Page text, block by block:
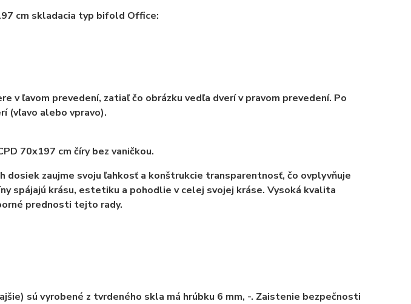
cm skladacia typ bifold Office:
v ľavom prevedení, zatiaľ čo obrázku vedľa dverí v pravom prevedení. Po
(vľavo alebo vpravo).
70x197 cm číry bez vaničkou.
dosiek zaujme svoju ľahkosť a konštrukcie transparentnosť, čo ovplyvňuje
spájajú krásu, estetiku a pohodlie v celej svojej kráse. Vysoká kvalita
prednosti tejto rady.
sú vyrobené z tvrdeného skla má hrúbku 6 mm, -. Zaistenie bezpečnosti